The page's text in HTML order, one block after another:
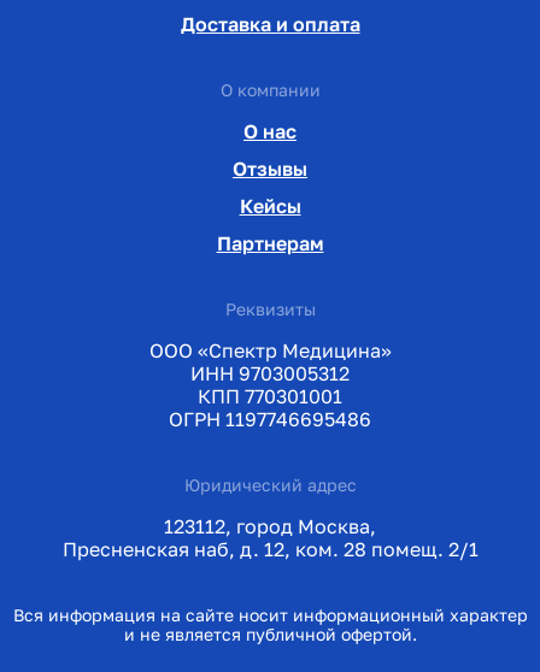
Доставка и оплата
О компании
О нас
Отзывы
Кейсы
Партнерам
Реквизиты
ООО «Спектр Медицина»
ИНН 9703005312
КПП 770301001
ОГРН 1197746695486
Юридический адрес
123112, город Москва,
Пресненская наб, д. 12, ком. 28 помещ. 2/1
Вся информация на сайте носит информационный характер
и не является публичной офертой.